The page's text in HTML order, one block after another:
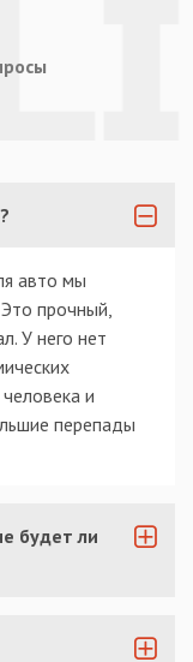
авто мы
прочный,
У него нет
и
перепады
будет ли